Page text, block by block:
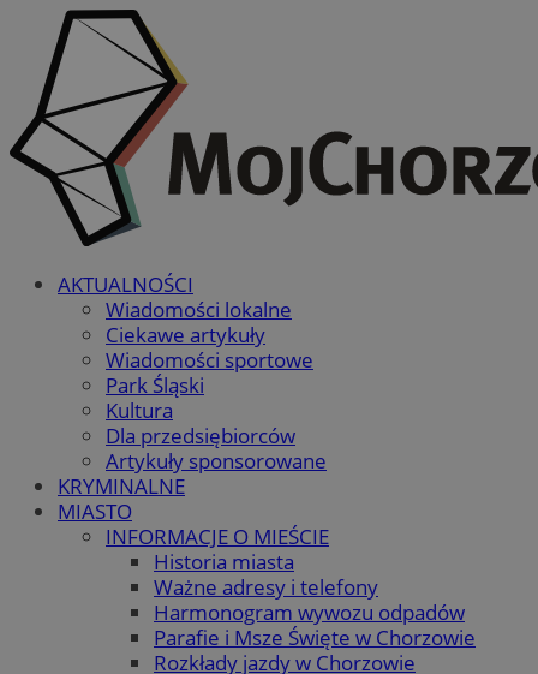
AKTUALNOŚCI
Wiadomości lokalne
Ciekawe artykuły
Wiadomości sportowe
Park Śląski
Kultura
Dla przedsiębiorców
Artykuły sponsorowane
KRYMINALNE
MIASTO
INFORMACJE O MIEŚCIE
Historia miasta
Ważne adresy i telefony
Harmonogram wywozu odpadów
Parafie i Msze Święte w Chorzowie
Rozkłady jazdy w Chorzowie